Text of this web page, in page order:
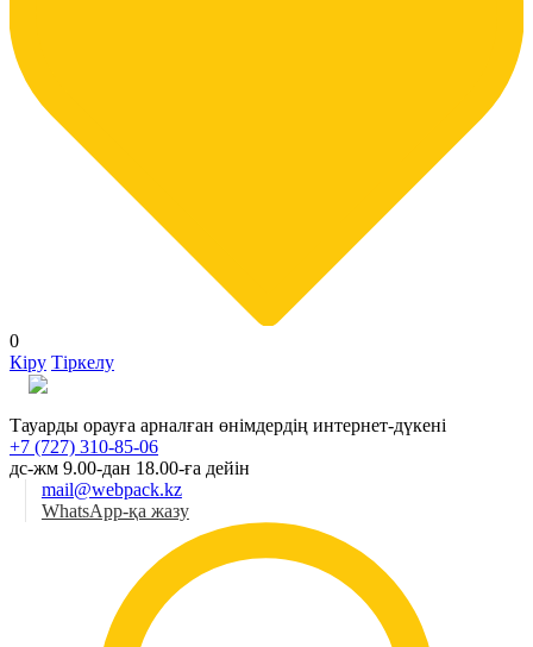
0
Кіру Тіркелу
Тауарды орауға арналған өнімдердің интернет-дүкені
+7 (727) 310-85-06
дс-жм 9.00-дан 18.00-ға дейін
mail@webpack.kz
WhatsApp-қа жазу